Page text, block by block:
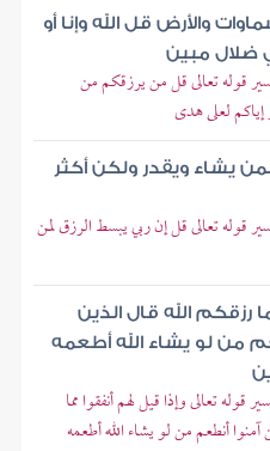
والأرض قل الله وإنا أو
ضلال مبين
قوله تعالى قل من يرزقكم من
لعلى هدى
يشاء ويقدر ولكن أكثر
قوله تعالى قل إن ربي يبسط الرزق لمن
رزقكم الله قال الذين
من لو يشاء الله أطعمه
تعالى وإذا قيل لهم أنفقوا مما
أنطعم من لو يشاء الله أطعمه